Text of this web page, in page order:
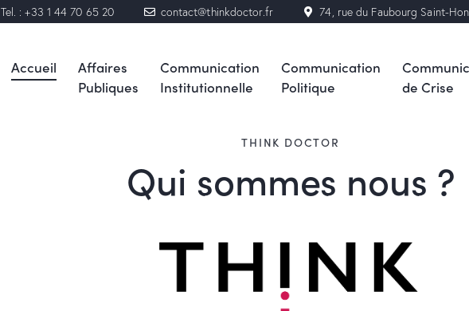
Tel. : +33 1 44 70 65 20 contact@thinkdoctor.fr 74, rue du Faubourg Saint-
Accueil
Affaires
Publiques
Communication
Institutionnelle
Communication
Politique
de Crise
THINK DOCTOR
Qui sommes nous ?